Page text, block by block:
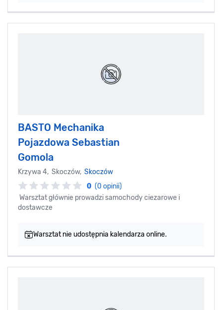
BASTO Mechanika
Pojazdowa Sebastian
Gomola
Krzywa 4, Skoczów, Skoczów
0 (0 opinii)
Warsztat głównie prowadzi samochody ciezarowe i
dostawcze
Warsztat nie udostępnia kalendarza online.